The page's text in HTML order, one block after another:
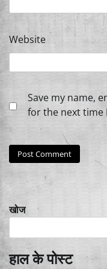
Website
Save my name,
for the next time
खोज
हाल के पोस्ट